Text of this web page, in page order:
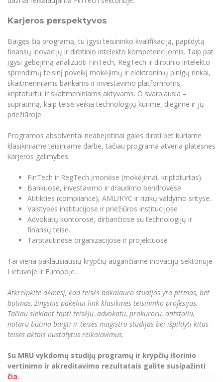
Karjeros perspektyvos
Baigęs šią programą, tu įgysi teisininko kvalifikaciją, papildytą
finansų inovacijų ir dirbtinio intelekto kompetencijomis. Taip pat
įgysi gebėjimą analizuoti FinTech, RegTech ir dirbtinio intelekto
sprendimų teisinį poveikį mokėjimų ir elektroninių pinigų rinkai,
skaitmeniniams bankams ir investavimo platformoms,
kriptoturtui ir skaitmeniniams aktyvams. O svarbiausia –
supratimą, kaip teisė veikia technologijų kūrime, diegime ir jų
priežiūroje.
Programos absolventai neabejotinai galės dirbti bet kuriame
klasikiniame teisiniame darbe, tačiau programa atveria platesnes
karjeros galimybes:
FinTech ir RegTech įmonėse (mokėjimai, kriptoturtas).
Bankuose, investavimo ir draudimo bendrovėse
Atitikties (compliance), AML/KYC ir rizikų valdymo srityse.
Valstybės institucijose ir priežiūros institucijose
Advokatų kontorose, dirbančiose su technologijų ir
finansų teise.
Tarptautinėse organizacijose ir projektuose
Tai viena paklausiausių krypčių augančiame inovacijų sektoriuje
Lietuvoje ir Europoje.
Atkreipkite dėmesį, kad teisės bakalauro studijos yra pirmas, bet
būtinas, žingsnis pakeliui link klasikinės teisininko profesijos.
Tačiau siekiant tapti teisėju, advokatu, prokuroru, antstoliu,
notaru būtina baigti ir teisės magistro studijas bei išpildyti kitus
teisės aktais nustatytus reikalavimus.
Su MRU vykdomų studijų programų ir krypčių išorinio
vertinimo ir akreditavimo rezultatais galite susipažinti
čia.